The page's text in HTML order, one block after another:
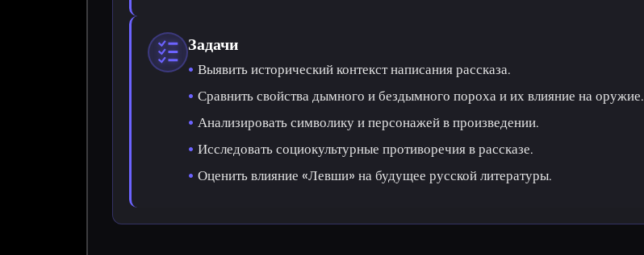
Задачи
Выявить исторический контекст написания рассказа.
Сравнить свойства дымного и бездымного пороха и их влияние на оружие.
Анализировать символику и персонажей в произведении.
Исследовать социокультурные противоречия в рассказе.
Оценить влияние «Левши» на будущее русской литературы.